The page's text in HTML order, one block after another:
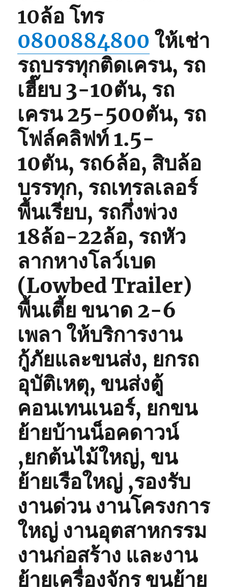
10ล้อ โทร
0800884800 ให้เช่า
รถบรรทุกติดเครน, รถ
เฮี๊ยบ 3-10ตัน, รถ
เครน 25-500ตัน, รถ
โฟล์คลิฟท์ 1.5-
10ตัน, รถ6ล้อ, สิบล้อ
บรรทุก, รถเทรลเลอร์
พื้นเรียบ, รถกึ่งพ่วง
18ล้อ-22ล้อ, รถหัว
ลากหางโลว์เบด
(Lowbed Trailer)
พื้นเตี้ย ขนาด 2-6
เพลา ให้บริการงาน
กู้ภัยและขนส่ง, ยกรถ
อุบัติเหตุ, ขนส่งตู้
คอนเทนเนอร์, ยกขน
ย้ายบ้านน็อคดาวน์
,ยกต้นไม้ใหญ่, ขน
ย้ายเรือใหญ่ ,รองรับ
งานด่วน งานโครงการ
ใหญ่ งานอุตสาหกรรม
งานก่อสร้าง และงาน
ย้ายเครื่องจักร ขนย้าย